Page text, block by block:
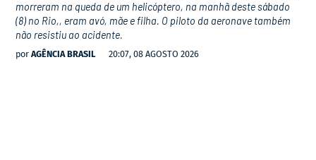
morreram na queda de um helicóptero, na manhã deste sábado
(8) no Rio,, eram avó, mãe e filha. O piloto da aeronave também
não resistiu ao acidente.
por AGÊNCIA BRASIL 20:07, 08 AGOSTO 2026